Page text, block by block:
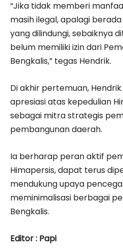
“Jika tidak memberi
masih ilegal, apalagi
yang dilindungi, sebaiknya
belum memiliki izin dari
Bengkalis,” tegas Hendrik.
Di akhir pertemuan,
apresiasi atas kepedulian
sebagai mitra strategis
pembangunan daerah.
Ia berharap peran aktif
Himapersis, dapat terus
mendukung upaya
meminimalisasi berbagai
Bengkalis.
Editor : Papi